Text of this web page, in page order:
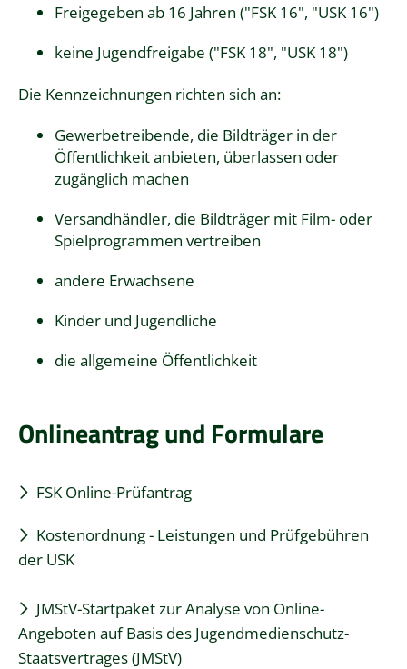
Freigegeben ab 16 Jahren ("FSK 16", "USK 16")
keine Jugendfreigabe ("FSK 18", "USK 18")
Die Kennzeichnungen richten sich an:
Gewerbetreibende, die Bildträger in der
Öffentlichkeit anbieten, überlassen oder
zugänglich machen
Versandhändler, die Bildträger mit Film- oder
Spielprogrammen vertreiben
andere Erwachsene
Kinder und Jugendliche
die allgemeine Öffentlichkeit
Onlineantrag und Formulare
FSK Online-Prüfantrag
Kostenordnung - Leistungen und Prüfgebühren
der USK
JMStV-Startpaket zur Analyse von Online-
Angeboten auf Basis des Jugendmedienschutz-
Staatsvertrages (JMStV)